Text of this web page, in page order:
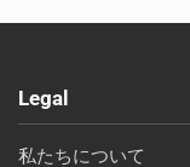
Legal
私たちについて